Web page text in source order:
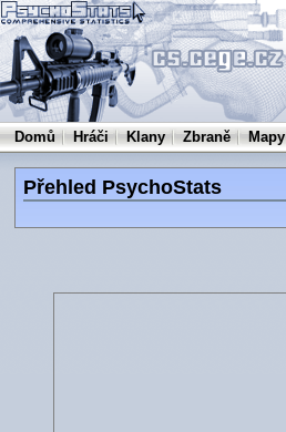
Domů Hráči Klany Zbraně Mapy
Přehled PsychoStats